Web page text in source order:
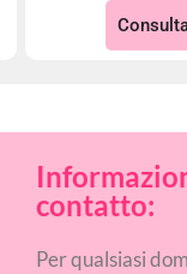
contatto:
Per qualsiasi